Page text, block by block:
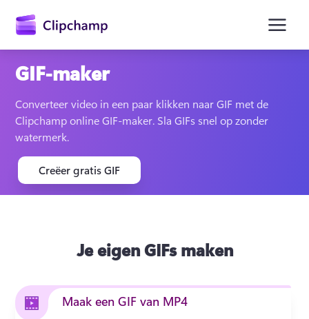
Aanmelden
Gratis uitproberen
GIF-maker
Converteer video in een paar klikken naar GIF met de
Clipchamp online GIF-maker. Sla GIFs snel op zonder
watermerk.
Creëer gratis GIF
Je eigen GIFs maken
Maak een GIF van MP4